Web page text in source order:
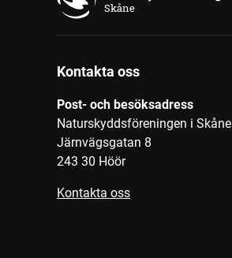
Skåne
Kontakta oss
Post- och besöksadress
Naturskyddsföreningen i Skåne
Järnvägsgatan 8
243 30 Höör
Kontakta oss